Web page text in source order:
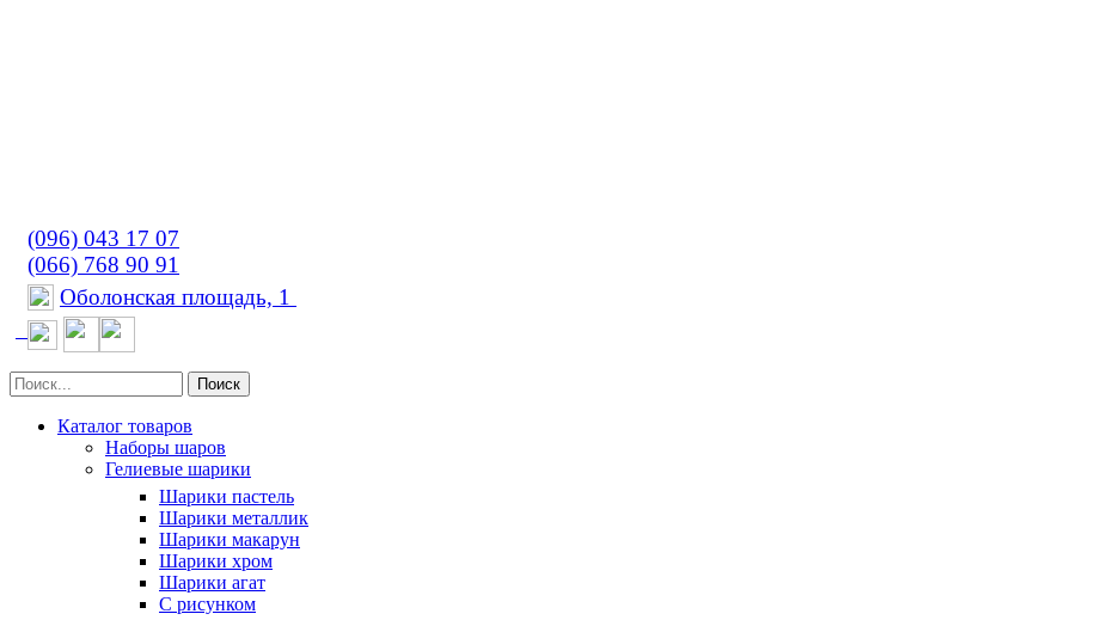
(096) 043 17 07
(066) 768 90 91
Оболонская площадь, 1
Поиск
Каталог товаров
Наборы шаров
Гелиевые шарики
Шарики пастель
Шарики металлик
Шарики макарун
Шарики хром
Шарики агат
С рисунком